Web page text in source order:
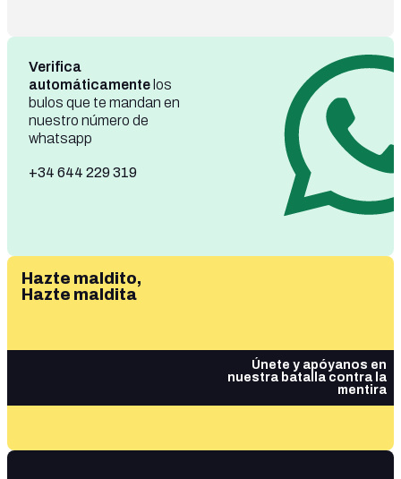
Verifica
automáticamente los
bulos que te mandan en
nuestro número de
whatsapp
+34 644 229 319
Hazte maldito,
Hazte maldita
Únete y apóyanos en
nuestra batalla contra la
mentira